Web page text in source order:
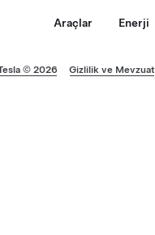
Araçlar Enerji
© 2026 Gizlilik ve Mevzuat